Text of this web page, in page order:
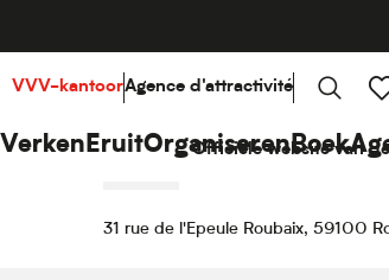
principal
VerkenEruitOrganiserenBoek
Officiële website van
VVV-kantoorAgence d'attractivité
3 april 2027 > 4 april 2027
ART
31 rue de l'Epeule Roubaix, 59100